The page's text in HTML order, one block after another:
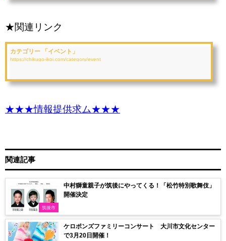
★関連リンク
カテゴリー 「イベント」
https://chikugo-ikoi.com/category/event
★★★情報提供求ム★★★
関連記事
筑後市
中村獅童親子が筑後にやってくる！「松竹特別歌舞伎」
開催決定
ケロポンズファミリーコンサート 大川市文化センター
で3月20日開催！